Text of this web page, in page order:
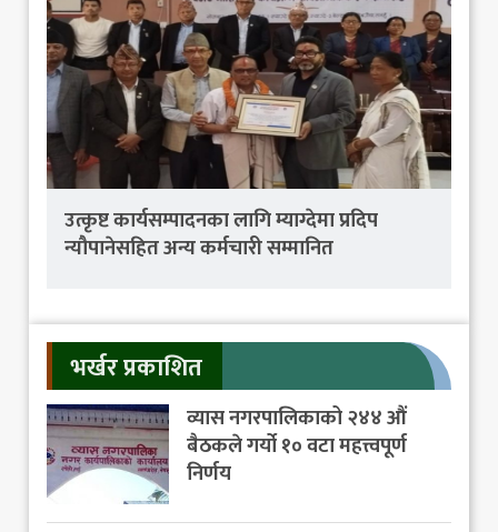
उत्कृष्ट कार्यसम्पादनका लागि म्याग्देमा प्रदिप
न्यौपानेसहित अन्य कर्मचारी सम्मानित
भर्खर प्रकाशित
व्यास नगरपालिकाको २४४ औं
बैठकले गर्यो १० वटा महत्त्वपूर्ण
निर्णय